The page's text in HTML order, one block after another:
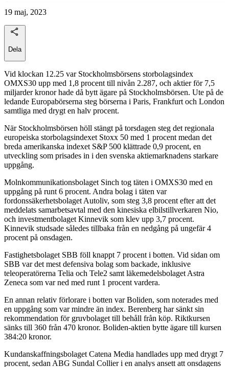
19 maj, 2023
Dela
Vid klockan 12.25 var Stockholmsbörsens storbolagsindex
OMXS30 upp med 1,8 procent till nivån 2.287, och aktier för 7,5
miljarder kronor hade då bytt ägare på Stockholmsbörsen. Ute på de
ledande Europabörserna steg börserna i Paris, Frankfurt och London
samtliga med drygt en halv procent.
När Stockholmsbörsen höll stängt på torsdagen steg det regionala
europeiska storbolagsindexet Stoxx 50 med 1 procent medan det
breda amerikanska indexet S&P 500 klättrade 0,9 procent, en
utveckling som prisades in i den svenska aktiemarknadens starkare
uppgång.
Molnkommunikationsbolaget Sinch tog täten i OMXS30 med en
uppgång på runt 6 procent. Andra bolag i täten var
fordonssäkerhetsbolaget Autoliv, som steg 3,8 procent efter att det
meddelats samarbetsavtal med den kinesiska elbilstillverkaren Nio,
och investmentbolaget Kinnevik som klev upp 3,7 procent.
Kinnevik studsade således tillbaka från en nedgång på ungefär 4
procent på onsdagen.
Fastighetsbolaget SBB föll knappt 7 procent i botten. Vid sidan om
SBB var det mest defensiva bolag som backade, inklusive
teleoperatörerna Telia och Tele2 samt läkemedelsbolaget Astra
Zeneca som var ned med runt 1 procent vardera.
En annan relativ förlorare i botten var Boliden, som noterades med
en uppgång som var mindre än index. Berenberg har sänkt sin
rekommendation för gruvbolaget till behåll från köp. Riktkursen
sänks till 360 från 470 kronor. Boliden-aktien bytte ägare till kursen
384:20 kronor.
Kundanskaffningsbolaget Catena Media handlades upp med drygt 7
procent, sedan ABG Sundal Collier i en analys ansett att onsdagens